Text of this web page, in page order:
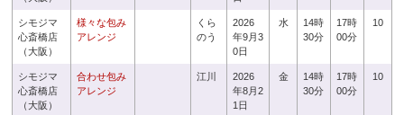
シモジマ
心斎橋店
（大阪）
様々な包み
アレンジ
くら
のう
2026
年9月3
0日
水
14時
30分
17時
00分
10
シモジマ
心斎橋店
（大阪）
合わせ包み
アレンジ
江川
2026
年8月2
1日
金
14時
30分
17時
00分
10